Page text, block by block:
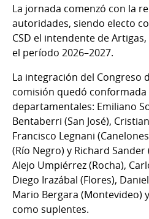
La jornada comenzó con la
autoridades, siendo electo
CSD el intendente de
el período 2026–2027.
La integración del Congreso
comisión quedó
departamentales: Emiliano
Bentaberri (San José),
Francisco Legnani
(Río Negro) y Richard
Alejo Umpiérrez (Rocha),
Diego Irazábal (Flores),
Mario Bergara (Montevideo)
como suplentes.